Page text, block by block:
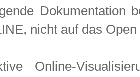
Dokumentation
nicht auf das
Online-